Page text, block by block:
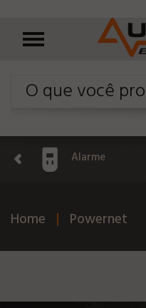
Alarme
Home Powernet